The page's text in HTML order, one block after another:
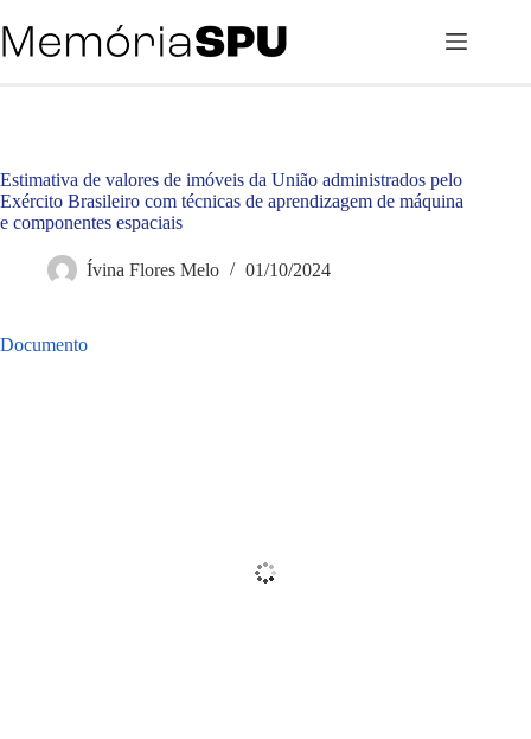
para
o
Estimativa de valores de imóveis da União administrados pelo
Exército Brasileiro com técnicas de aprendizagem de máquina
e componentes espaciais
Ívina Flores Melo 01/10/2024
Documento